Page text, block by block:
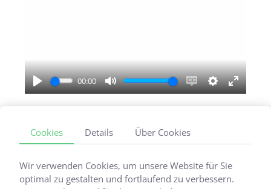
Cookies Details Über Cookies
Wir verwenden Cookies, um unsere Website für Sie
optimal zu gestalten und fortlaufend zu verbessern.
Play
00:00
Mute
EnableSettings
Enter